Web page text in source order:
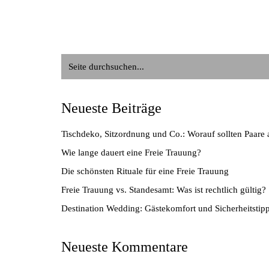
nach:
Neueste Beiträge
Tischdeko, Sitzordnung und Co.: Worauf sollten Paare
Wie lange dauert eine Freie Trauung?
Die schönsten Rituale für eine Freie Trauung
Freie Trauung vs. Standesamt: Was ist rechtlich gültig?
Destination Wedding: Gästekomfort und
Neueste Kommentare